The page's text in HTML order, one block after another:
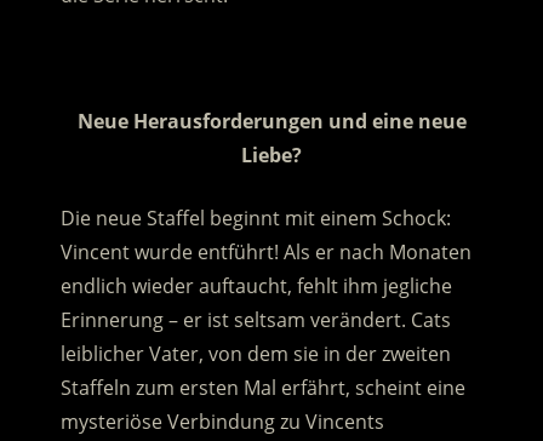
Neue Herausforderungen und eine neue
Liebe?
Die neue Staffel beginnt mit einem Schock:
Vincent wurde entführt! Als er nach Monaten
endlich wieder auftaucht, fehlt ihm jegliche
Erinnerung – er ist seltsam verändert. Cats
leiblicher Vater, von dem sie in der zweiten
Staffeln zum ersten Mal erfährt, scheint eine
mysteriöse Verbindung zu Vincents